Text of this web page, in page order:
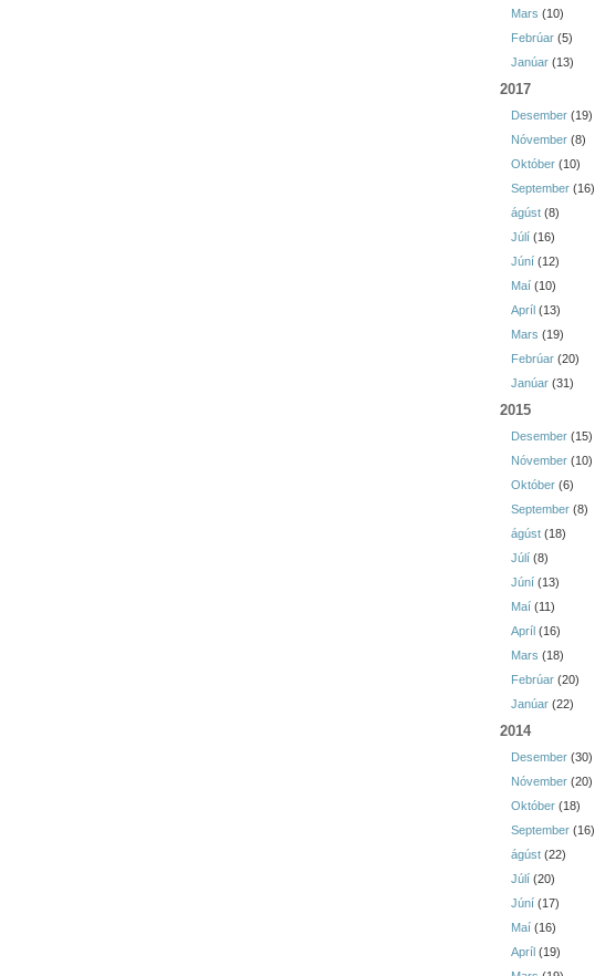
Mars (10)
Febrúar (5)
Janúar (13)
2017
Desember (19)
Nóvember (8)
Október (10)
September (16)
ágúst (8)
Júlí (16)
Júní (12)
Maí (10)
Apríl (13)
Mars (19)
Febrúar (20)
Janúar (31)
2015
Desember (15)
Nóvember (10)
Október (6)
September (8)
ágúst (18)
Júlí (8)
Júní (13)
Maí (11)
Apríl (16)
Mars (18)
Febrúar (20)
Janúar (22)
2014
Desember (30)
Nóvember (20)
Október (18)
September (16)
ágúst (22)
Júlí (20)
Júní (17)
Maí (16)
Apríl (19)